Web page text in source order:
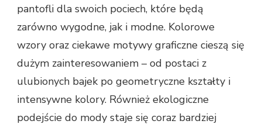
pantofli dla swoich pociech, które będą
zarówno wygodne, jak i modne. Kolorowe
wzory oraz ciekawe motywy graficzne cieszą się
dużym zainteresowaniem – od postaci z
ulubionych bajek po geometryczne kształty i
intensywne kolory. Również ekologiczne
podejście do mody staje się coraz bardziej